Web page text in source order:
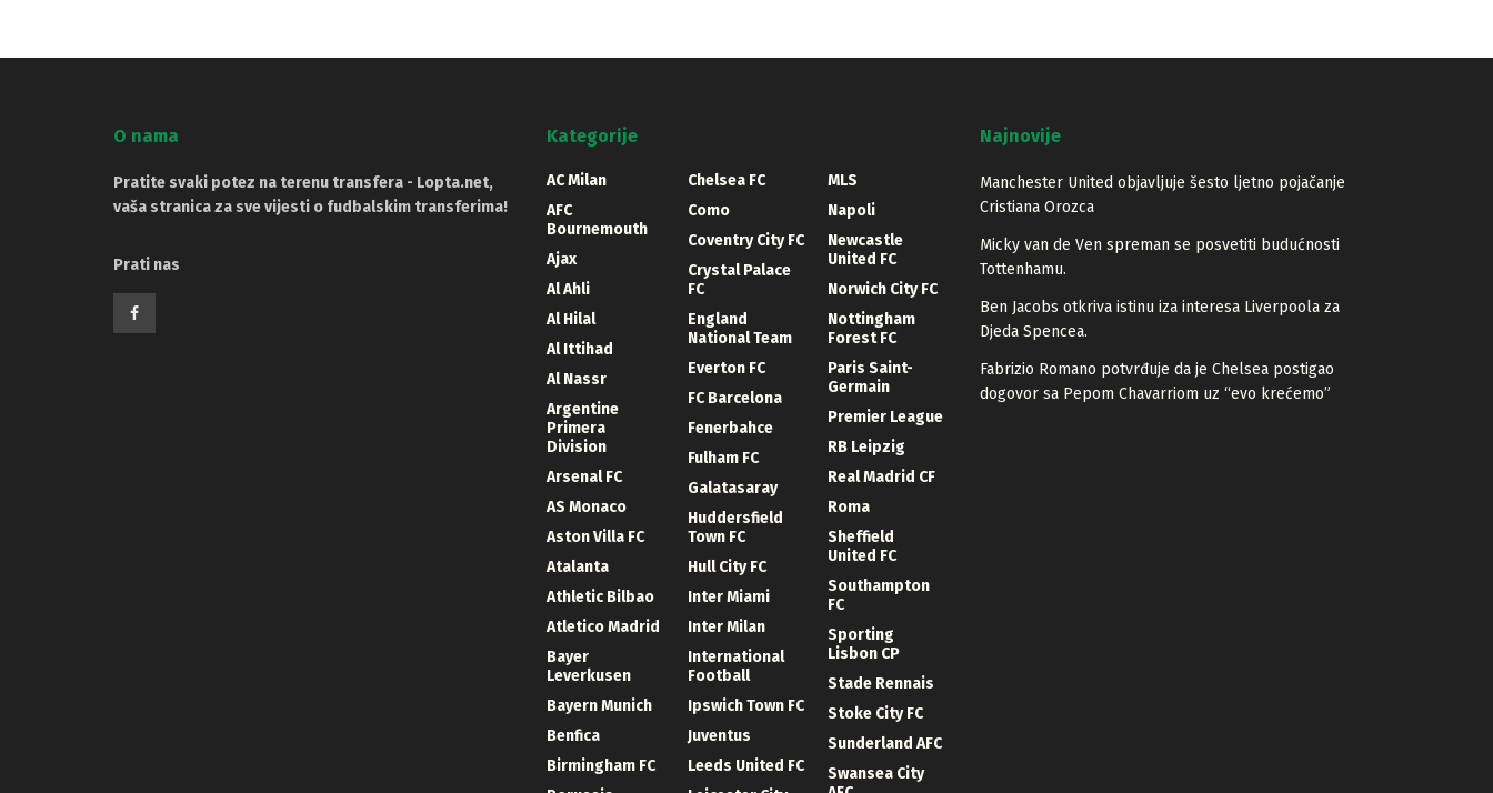
O nama
Pratite svaki potez na terenu transfera - Lopta.net,
vaša stranica za sve vijesti o fudbalskim transferima!
Prati nas
Kategorije
AC Milan
AFC
Bournemouth
Ajax
Al Ahli
Al Hilal
Al Ittihad
Al Nassr
Argentine
Primera
Division
Arsenal FC
AS Monaco
Aston Villa FC
Atalanta
Athletic Bilbao
Atletico Madrid
Bayer
Leverkusen
Bayern Munich
Benfica
Birmingham FC
Chelsea FC
Como
Coventry City FC
Crystal Palace
FC
England
National Team
Everton FC
FC Barcelona
Fenerbahce
Fulham FC
Galatasaray
Huddersfield
Town FC
Hull City FC
Inter Miami
Inter Milan
International
Football
Ipswich Town FC
Juventus
Leeds United FC
MLS
Napoli
Newcastle
United FC
Norwich City FC
Nottingham
Forest FC
Paris Saint-
Germain
Premier League
RB Leipzig
Real Madrid CF
Roma
Sheffield
United FC
Southampton
FC
Sporting
Lisbon CP
Stade Rennais
Stoke City FC
Sunderland AFC
Swansea City
Najnovije
Manchester United objavljuje šesto ljetno pojačanje
Cristiana Orozca
Micky van de Ven spreman se posvetiti budućnosti
Tottenhamu.
Ben Jacobs otkriva istinu iza interesa Liverpoola za
Djeda Spencea.
Fabrizio Romano potvrđuje da je Chelsea postigao
dogovor sa Pepom Chavarriom uz “evo krećemo”